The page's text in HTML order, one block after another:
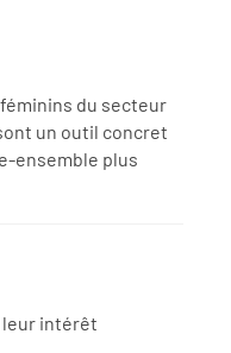
du secteur
un outil concret
ensemble plus
leur intérêt